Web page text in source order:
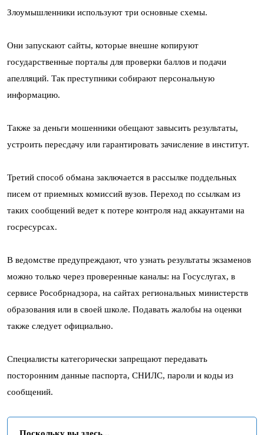
Злоумышленники используют три основные схемы.
Они запускают сайты, которые внешне копируют
государственные порталы для проверки баллов и подачи
апелляций. Так преступники собирают персональную
информацию.
Также за деньги мошенники обещают завысить результаты,
устроить пересдачу или гарантировать зачисление в институт.
Третий способ обмана заключается в рассылке поддельных
писем от приемных комиссий вузов. Переход по ссылкам из
таких сообщений ведет к потере контроля над аккаунтами на
госресурсах.
В ведомстве предупреждают, что узнать результаты экзаменов
можно только через проверенные каналы: на Госуслугах, в
сервисе Рособрнадзора, на сайтах региональных министерств
образования или в своей школе. Подавать жалобы на оценки
также следует официально.
Специалисты категорически запрещают передавать
посторонним данные паспорта, СНИЛС, пароли и коды из
сообщений.